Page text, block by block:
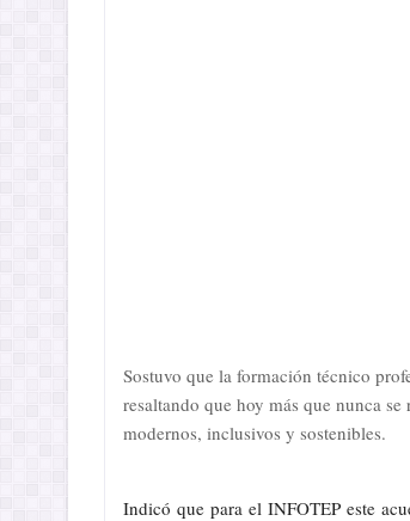
Sostuvo que la formación técnico
resaltando que hoy más que nunca
modernos, inclusivos y sostenibles.
Indicó que para el INFOTEP este